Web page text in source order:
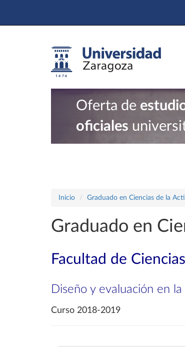
Oferta de
oficiales
Inicio Graduado en Ciencias de la
Graduado en
Facultad de
Diseño y evaluación en
Curso 2018-2019